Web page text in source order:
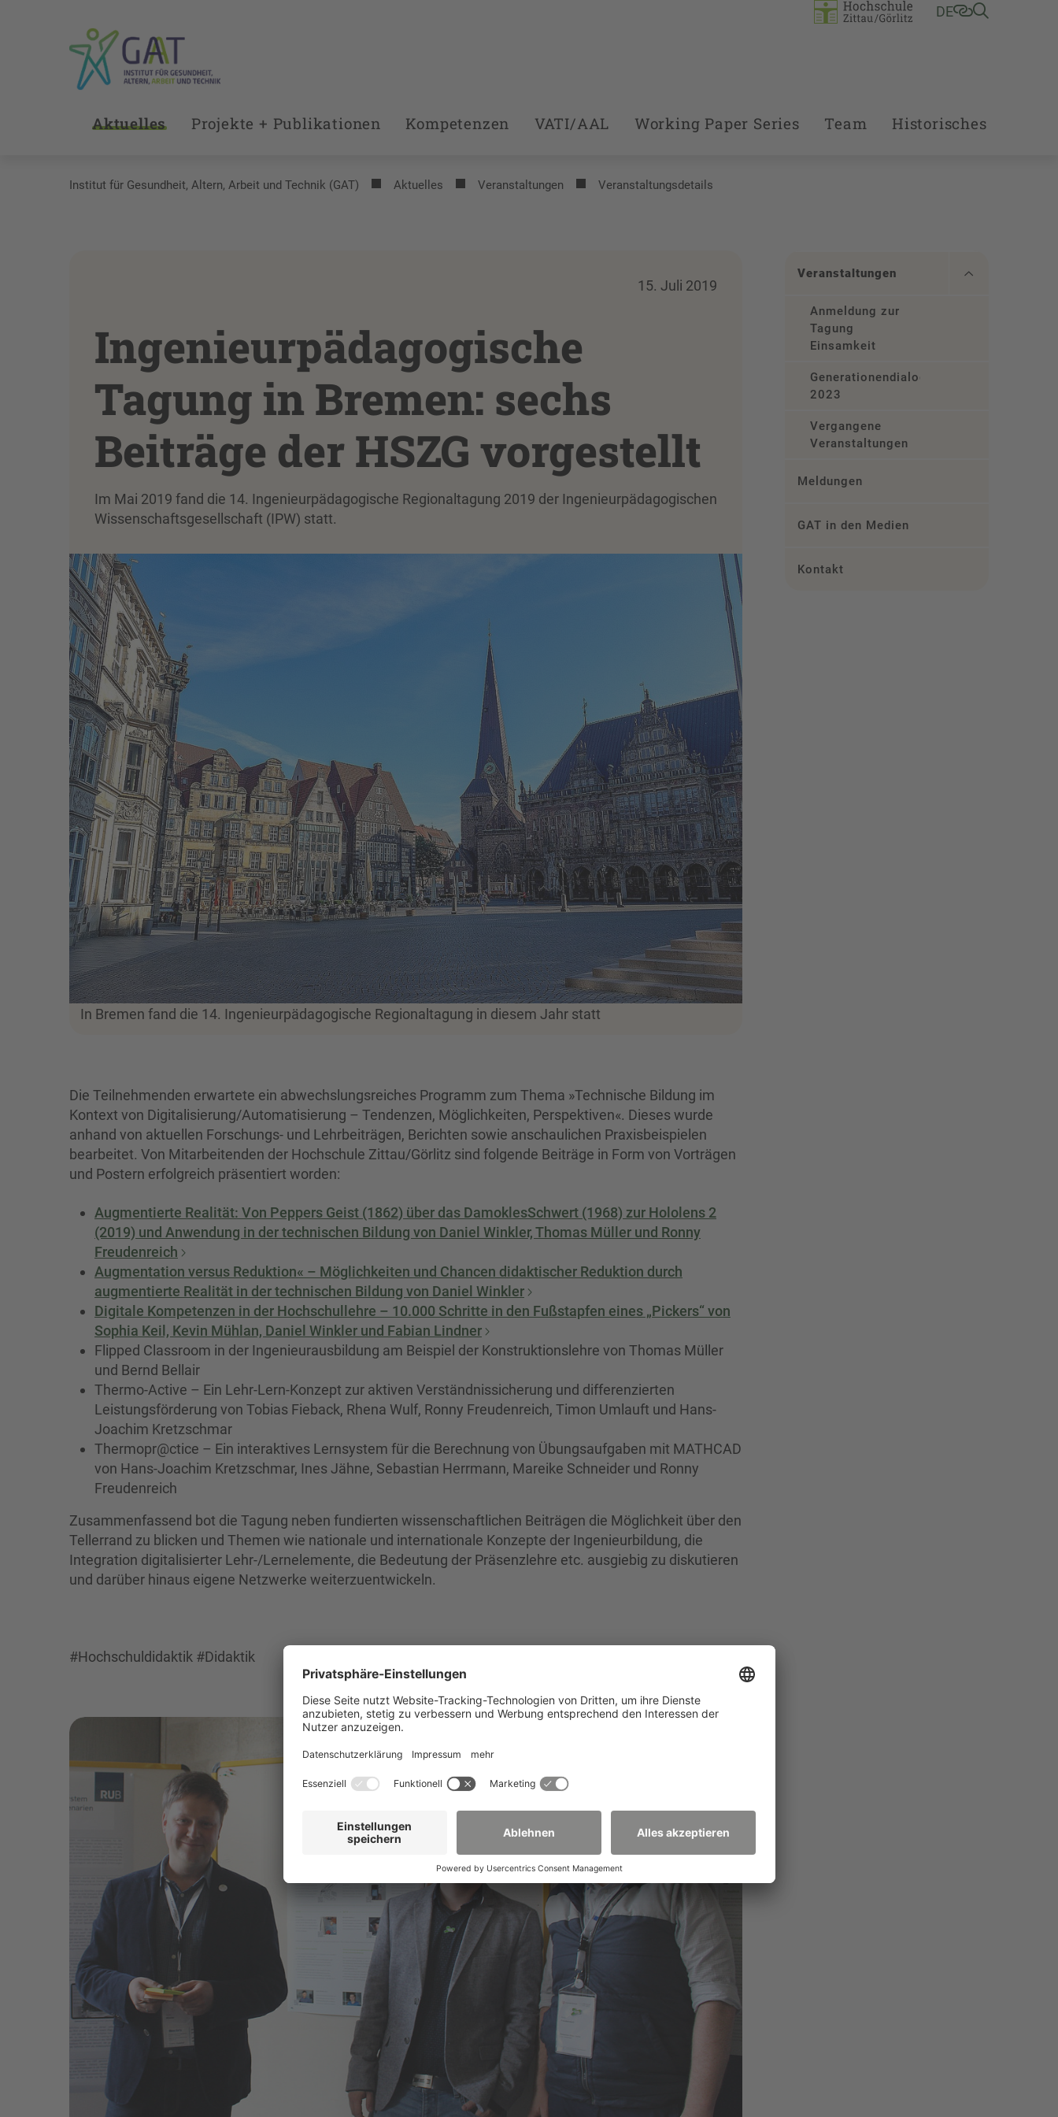
DE
Aktuelles Projekte + Publikationen Kompetenzen VATI/AAL Working Paper Series Team Historisches
Institut für Gesundheit, Altern, Arbeit und Technik (GAT) Aktuelles Veranstaltungen Veranstaltungsdetails
15. Juli 2019
Ingenieurpädagogische
Tagung in Bremen: sechs
Beiträge der HSZG vorgestellt
Im Mai 2019 fand die 14. Ingenieurpädagogische Regionaltagung 2019 der Ingenieurpädagogischen
Wissenschaftsgesellschaft (IPW) statt.
In Bremen fand die 14. Ingenieurpädagogische Regionaltagung in diesem Jahr statt
Die Teilnehmenden erwartete ein abwechslungsreiches Programm zum Thema »Technische Bildung im
Kontext von Digitalisierung/Automatisierung – Tendenzen, Möglichkeiten, Perspektiven«. Dieses wurde
anhand von aktuellen Forschungs- und Lehrbeiträgen, Berichten sowie anschaulichen Praxisbeispielen
bearbeitet. Von Mitarbeitenden der Hochschule Zittau/Görlitz sind folgende Beiträge in Form von Vorträgen
und Postern erfolgreich präsentiert worden:
Augmentierte Realität: Von Peppers Geist (1862) über das DamoklesSchwert (1968) zur Hololens 2
(2019) und Anwendung in der technischen Bildung von Daniel Winkler, Thomas Müller und Ronny
Freudenreich
Augmentation versus Reduktion« – Möglichkeiten und Chancen didaktischer Reduktion durch
augmentierte Realität in der technischen Bildung von Daniel Winkler
Digitale Kompetenzen in der Hochschullehre – 10.000 Schritte in den Fußstapfen eines „Pickers“ von
Sophia Keil, Kevin Mühlan, Daniel Winkler und Fabian Lindner
Flipped Classroom in der Ingenieurausbildung am Beispiel der Konstruktionslehre von Thomas Müller
und Bernd Bellair
Thermo-Active – Ein Lehr-Lern-Konzept zur aktiven Verständnissicherung und differenzierten
Leistungsförderung von Tobias Fieback, Rhena Wulf, Ronny Freudenreich, Timon Umlauft und Hans-
Joachim Kretzschmar
Thermopr@ctice – Ein interaktives Lernsystem für die Berechnung von Übungsaufgaben mit MATHCAD
von Hans-Joachim Kretzschmar, Ines Jähne, Sebastian Herrmann, Mareike Schneider und Ronny
Freudenreich
Zusammenfassend bot die Tagung neben fundierten wissenschaftlichen Beiträgen die Möglichkeit über den
Tellerrand zu blicken und Themen wie nationale und internationale Konzepte der Ingenieurbildung, die
Integration digitalisierter Lehr-/Lernelemente, die Bedeutung der Präsenzlehre etc. ausgiebig zu diskutieren
und darüber hinaus eigene Netzwerke weiterzuentwickeln.
#Hochschuldidaktik #Didaktik
Veranstaltungen
Anmeldung zur
Tagung
Einsamkeit
Generationendialog
2023
Vergangene
Veranstaltungen
Meldungen
GAT in den Medien
Kontakt